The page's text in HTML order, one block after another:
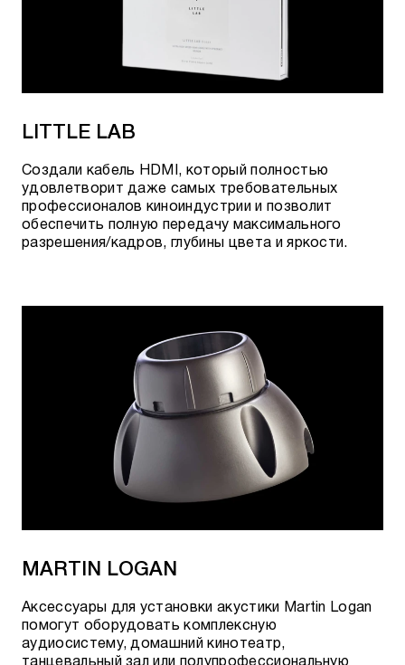
Blizzard XTRM C19
NRG-X2 C7
NRG-Y2 C7
NRG-Z2 C7
ITC-18G/F (50)
ITC-24G/F (50)
ITC-18G/BNC (50)
ITC-24G/BNC (50)
Red River XLR Plugs (4)
LITTLE LAB
Создали кабель HDMI, который полностью
удовлетворит даже самых требовательных
профессионалов киноиндустрии и позволит
обеспечить полную передачу максимального
разрешения/кадров, глубины цвета и яркости.
MARTIN LOGAN
Аксессуары для установки акустики Martin Logan
помогут оборудовать комплексную
аудиосистему, домашний кинотеатр,
танцевальный зал или полупрофессиональную